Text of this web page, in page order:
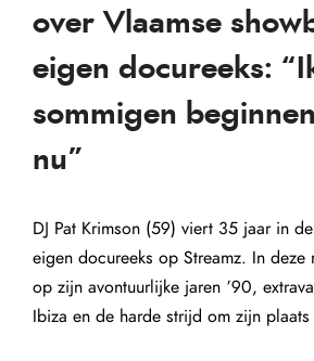
over Vlaamse
eigen docureeks:
sommigen
nu”
DJ Pat Krimson (59) viert 35 jaar in
eigen docureeks op Streamz. In deze
op zijn avontuurlijke jaren ’90,
Ibiza en de harde strijd om zijn